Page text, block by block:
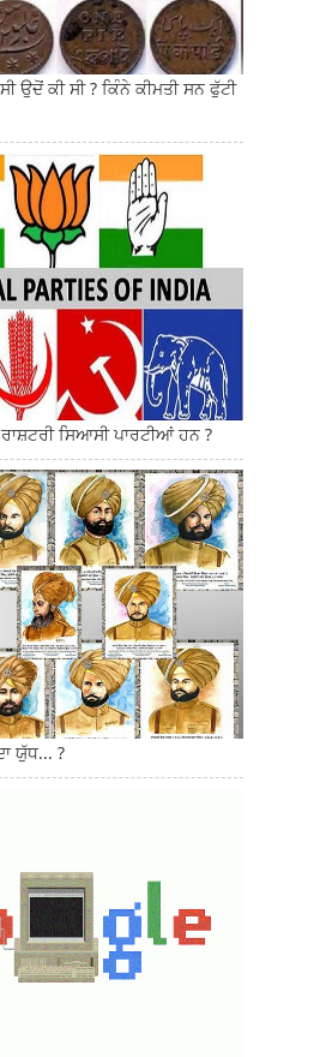
ਉਦੋਂ ਕੀ ਸੀ ? ਕਿੰਨੇ ਕੀਮਤੀ ਸਨ ਫੁੱਟੀ
ਸਿਆਸੀ ਪਾਰਟੀਆਂ ਹਨ ?
ਯੁੱਧ... ?